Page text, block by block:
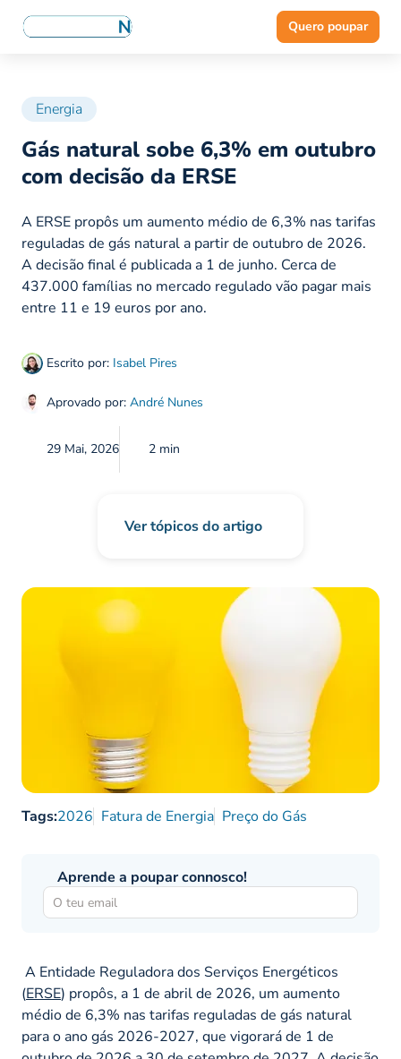
Quero poupar
Energia
Gás natural sobe 6,3% em outubro
com decisão da ERSE
Escrito por: Isabel Pires
Aprovado por: André Nunes
29 Mai, 2026 2 min
A ERSE propôs um aumento médio de 6,3% nas tarifas
reguladas de gás natural a partir de outubro de 2026.
A decisão final é publicada a 1 de junho. Cerca de
437.000 famílias no mercado regulado vão pagar mais
entre 11 e 19 euros por ano.
Ver tópicos do artigo
Tags:2026 Fatura de Energia Preço do Gás
Aprende a poupar connosco!
A Entidade Reguladora dos Serviços Energéticos
(ERSE) propôs, a 1 de abril de 2026, um aumento
médio de 6,3% nas tarifas reguladas de gás natural
para o ano gás 2026-2027, que vigorará de 1 de